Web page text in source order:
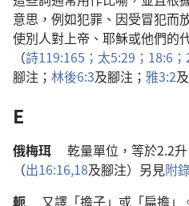
意思 ， 例如犯罪 、 因受冒犯而
使別人對上帝 、 耶穌或他們的
（詩119:165； 太5:29； 18:6；
腳注 ； 林後6:3及腳注 ； 雅3:2及
E
俄梅珥 乾量單位 ， 等於2.2升
（出16:16,18及腳注） 另 見附
軛
又譯 「擔子」 或 「扁擔」